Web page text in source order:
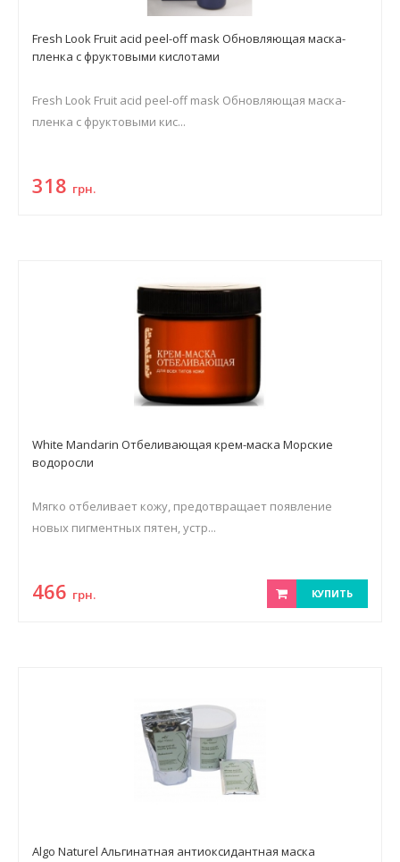
Fresh Look Fruit acid peel-off mask Обновляющая маска-
пленка с фруктовыми кислотами
Fresh Look Fruit acid peel-off mask Обновляющая маска-
пленка с фруктовыми кис...
318 грн.
White Mandarin Отбеливающая крем-маска Морские
водоросли
Мягко отбеливает кожу, предотвращает появление
новых пигментных пятен, устр...
466 грн. КУПИТЬ
Algo Naturel Альгинатная антиоксидантная маска